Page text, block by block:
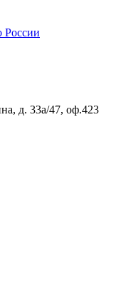
России
д. 33а/47, оф.423